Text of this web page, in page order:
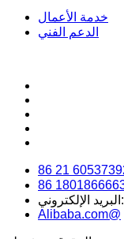
خدمة الأعمال
الدعم الفني
البريد الإلكتروني:
Alibaba.com@